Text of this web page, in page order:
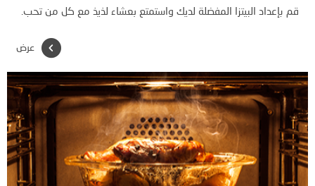
قم بإعداد البيتزا المفضلة لديك واستمتع بعشاء لذيذ مع كل من تحب.
عرض